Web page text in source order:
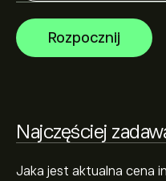
Rozpocznij
Najczęściej
Jaka jest aktualna cena